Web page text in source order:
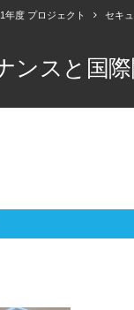
年度 プロジェクト セキ
ンスと国